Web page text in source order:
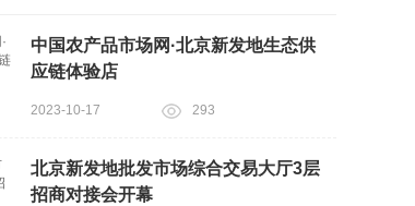
中国农产品市场网·北京新发地生态供
应链体验店
2023-10-17 293
北京新发地批发市场综合交易大厅3层
招商对接会开幕